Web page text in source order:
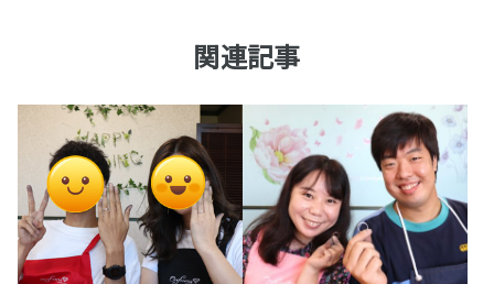
関連記事